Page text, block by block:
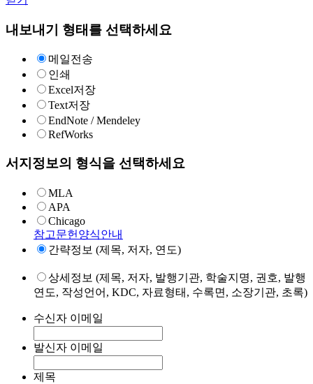
내보내기 형태를 선택하세요
메일전송
인쇄
Excel저장
Text저장
EndNote / Mendeley
RefWorks
서지정보의 형식을 선택하세요
MLA
APA
Chicago
참고문헌양식안내
간략정보 (제목, 저자, 연도)
상세정보 (제목, 저자, 발행기관, 학술지명, 권호, 발행
연도, 작성언어, KDC, 자료형태, 수록면, 소장기관, 초록)
수신자 이메일
발신자 이메일
제목